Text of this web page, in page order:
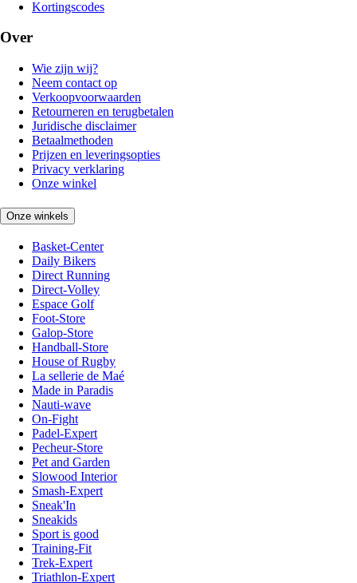
Kortingscodes
Over
Wie zijn wij?
Neem contact op
Verkoopvoorwaarden
Retourneren en terugbetalen
Juridische disclaimer
Betaalmethoden
Prijzen en leveringsopties
Privacy verklaring
Onze winkel
Onze winkels
Basket-Center
Daily Bikers
Direct Running
Direct-Volley
Espace Golf
Foot-Store
Galop-Store
Handball-Store
House of Rugby
La sellerie de Maé
Made in Paradis
Nauti-wave
On-Fight
Padel-Expert
Pecheur-Store
Pet and Garden
Slowood Interior
Smash-Expert
Sneak'In
Sneakids
Sport is good
Training-Fit
Trek-Expert
Triathlon-Expert